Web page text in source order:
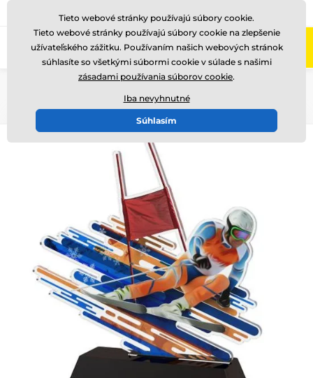
Zavolajte nám (Po-Pi 8-17) +421220255160
Tieto webové stránky používajú súbory cookie.
Tieto webové stránky používajú súbory cookie na zlepšenie
užívateľského zážitku. Používaním našich webových stránok
súhlasíte so všetkými súbormi cookie v súlade s našimi
zásadami používania súborov cookie.
Iba nevyhnutné
Súhlasím